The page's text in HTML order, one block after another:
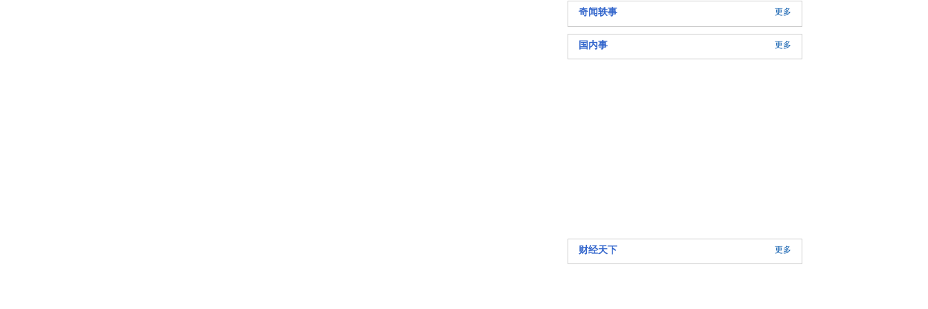
更多
奇闻轶事
更多
国内事
更多
财经天下